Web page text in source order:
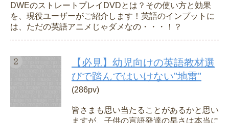
DWEのストレートプレイDVDとは？その使い方と効果
を、現役ユーザーがご紹介します！英語のインプットに
は、ただの英語アニメじゃダメなの・・・！？
【必見】幼児向けの英語教材選
びで踏んではいけない”地雷”
(286pv)
皆さまも思い当たることがあるかと思い
ますが、子供の言語発達の早さは本当に